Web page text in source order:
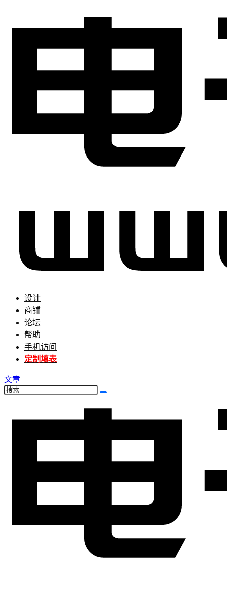
设计
商铺
论坛
帮助
手机访问
定制填表
文章